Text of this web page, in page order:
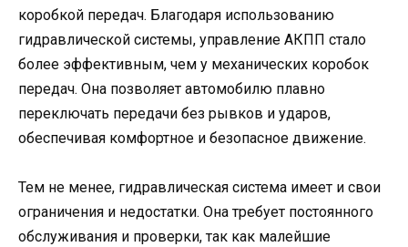
коробкой передач. Благодаря использованию
гидравлической системы, управление АКПП стало
более эффективным, чем у механических коробок
передач. Она позволяет автомобилю плавно
переключать передачи без рывков и ударов,
обеспечивая комфортное и безопасное движение.
Тем не менее, гидравлическая система имеет и свои
ограничения и недостатки. Она требует постоянного
обслуживания и проверки, так как малейшие